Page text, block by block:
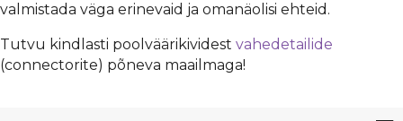
valmistada väga erinevaid ja omanäolisi ehteid.
Tutvu kindlasti poolväärikividest vahedetailide
(connectorite) põneva maailmaga!